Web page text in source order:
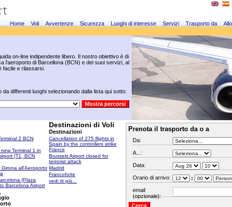
Home Voli Avvertenze Sicurezza Luoghi di interesse Servizi Trasporto da
on-line indipendente libero. Il nostro obiettivo è di
l'aeroporto di Barcellona (BCN) e dei suoi servizi, al
facile e rilassarsi.
differenti luoghi selezionando dalla lista qui sotto:
2 BCN
Terminal 1 in
(T1, BCN
all'Aeroporto
(Plaza
Barcelona Airport
Destinazioni di Voli
Destinazioni
Cancellation of 275 flights in
Spain by the controllers strike
France
Brussels Airport closed for
terrorist attack
Madrid
Francoforte
vedi di piú...
Prenota il trasporto da o a
Da:
A...:
Data:
Orario di arrivo:
:
email
(opzionale):